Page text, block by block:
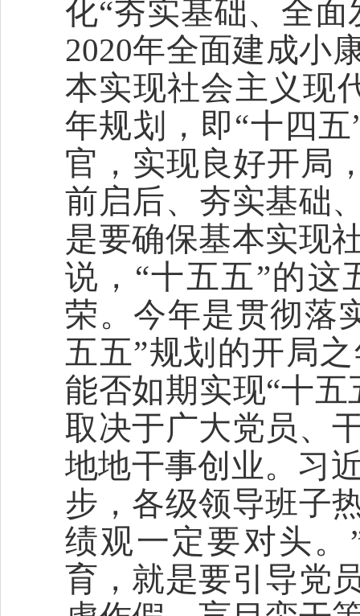
化“夯实基础、全
2020年全面建成小
本实现社会主义现
年规划，即“十四五
官，实现良好开局
前启后、夯实基础
是要确保基本实现
说，“十五五”的这
荣。今年是贯彻落
五五”规划的开局
能否如期实现“十
取决于广大党员、
地地干事创业。习
步，各级领导班子
绩观一定要对头
育，就是要引导党